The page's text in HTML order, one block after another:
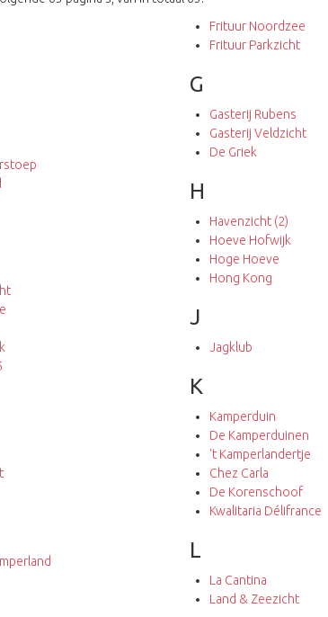
Frituur Noordzee
Frituur Parkzicht
G
Gasterij Rubens
Gasterij Veldzicht
De Griek
H
Havenzicht (2)
Hoeve Hofwijk
Hoge Hoeve
Hong Kong
J
Jagklub
K
Kamperduin
De Kamperduinen
't Kamperlandertje
Chez Carla
De Korenschoof
Kwalitaria Délifrance
L
La Cantina
Land & Zeezicht